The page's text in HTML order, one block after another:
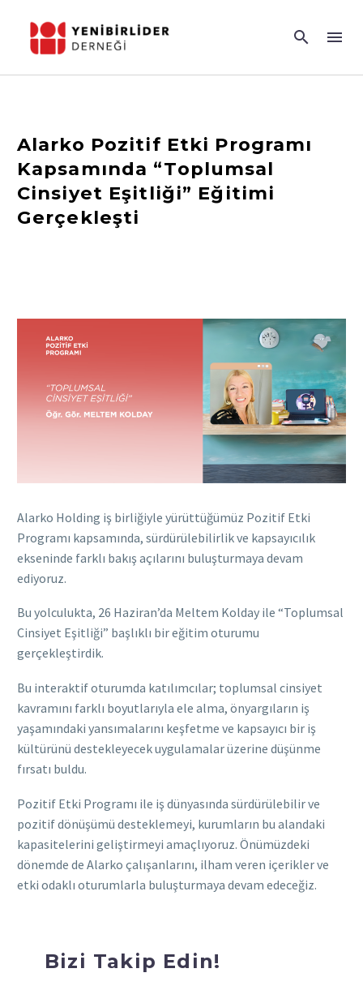
Alarko Pozitif Etki Programı
Kapsamında “Toplumsal
Cinsiyet Eşitliği” Eğitimi
Gerçekleşti
Alarko Holding iş birliğiyle yürüttüğümüz Pozitif Etki
Programı kapsamında, sürdürülebilirlik ve kapsayıcılık
ekseninde farklı bakış açılarını buluşturmaya devam
ediyoruz.
Bu yolculukta, 26 Haziran’da Meltem Kolday ile “Toplumsal
Cinsiyet Eşitliği” başlıklı bir eğitim oturumu
gerçekleştirdik.
Bu interaktif oturumda katılımcılar; toplumsal cinsiyet
kavramını farklı boyutlarıyla ele alma, önyargıların iş
yaşamındaki yansımalarını keşfetme ve kapsayıcı bir iş
kültürünü destekleyecek uygulamalar üzerine düşünme
fırsatı buldu.
Pozitif Etki Programı ile iş dünyasında sürdürülebilir ve
pozitif dönüşümü desteklemeyi, kurumların bu alandaki
kapasitelerini geliştirmeyi amaçlıyoruz. Önümüzdeki
dönemde de Alarko çalışanlarını, ilham veren içerikler ve
etki odaklı oturumlarla buluşturmaya devam edeceğiz.
Bizi Takip Edin!